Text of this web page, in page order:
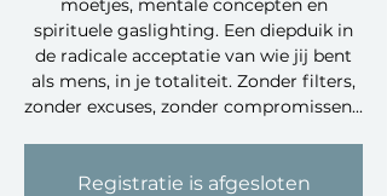
moetjes, mentale concepten en
spirituele gaslighting. Een diepduik in
de radicale acceptatie van wie jij bent
als mens, in je totaliteit. Zonder filters,
zonder excuses, zonder compromissen...
Registratie is afgesloten